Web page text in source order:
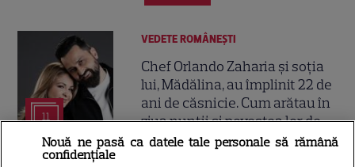
11
VEDETE ROMÂNEŞTI
Chef Orlando Zaharia și soția
lui, Mădălina, au împlinit 22 de
ani de căsnicie. Cum arătau în
ziua nunții și povestea lor de
iubire
Nouă ne pasă ca datele tale personale să rămână
confidențiale